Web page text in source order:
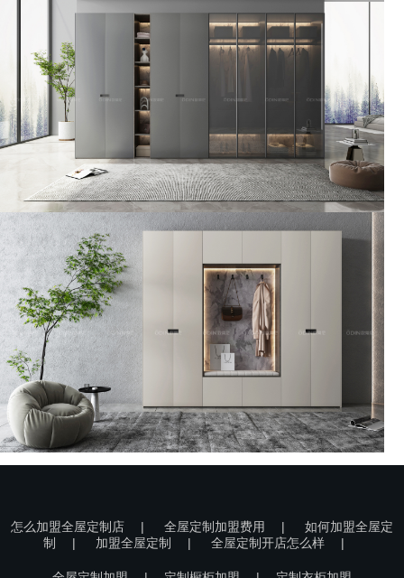
怎么加盟全屋定制店 | 全屋定制加盟费用 |
如何加盟全屋定
制
| 加盟全屋定制 | 全屋定制开店怎么样 |